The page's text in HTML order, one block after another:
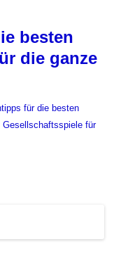
besten
die ganze
für die besten
für